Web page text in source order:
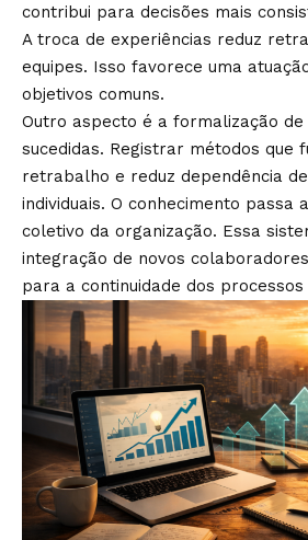
contribui para decisões mais
A troca de experiências reduz
equipes. Isso favorece uma
objetivos comuns.
Outro aspecto é a formalização
sucedidas. Registrar métodos que
retrabalho e reduz dependência
individuais. O conhecimento passa
coletivo da organização. Essa
integração de novos
para a continuidade dos